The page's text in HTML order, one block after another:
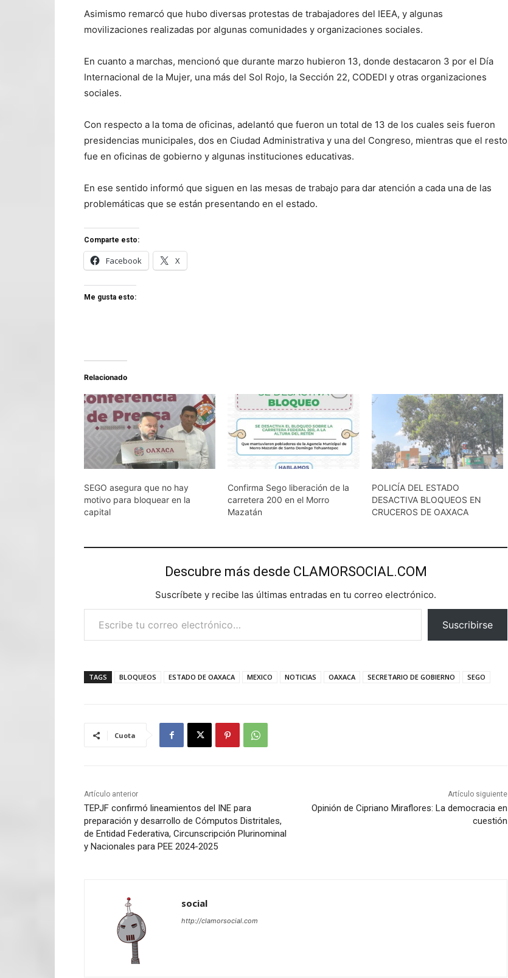
Asimismo remarcó que hubo diversas protestas de trabajadores del IEEA, y algunas
movilizaciones realizadas por algunas comunidades y organizaciones sociales.
En cuanto a marchas, mencionó que durante marzo hubieron 13, donde destacaron 3 por el Día
Internacional de la Mujer, una más del Sol Rojo, la Sección 22, CODEDI y otras organizaciones
sociales.
Con respecto a la toma de oficinas, adelantó que fueron un total de 13 de los cuales seis fueron
presidencias municipales, dos en Ciudad Administrativa y una del Congreso, mientras que el resto
fue en oficinas de gobierno y algunas instituciones educativas.
En ese sentido informó que siguen en las mesas de trabajo para dar atención a cada una de las
problemáticas que se están presentando en el estado.
Comparte esto:
Facebook X
Me gusta esto:
Relacionado
SEGO asegura que no hay
motivo para bloquear en la
capital
Confirma Sego liberación de la
carretera 200 en el Morro
Mazatán
POLICÍA DEL ESTADO
DESACTIVA BLOQUEOS EN
CRUCEROS DE OAXACA
Descubre más desde CLAMORSOCIAL.COM
Suscríbete y recibe las últimas entradas en tu correo electrónico.
Escribe tu correo electrónico…
Suscribirse
TAGS BLOQUEOS ESTADO DE OAXACA MEXICO NOTICIAS OAXACA SECRETARIO DE GOBIERNO SEGO
Cuota
Artículo anterior
TEPJF confirmó lineamientos del INE para
preparación y desarrollo de Cómputos Distritales,
de Entidad Federativa, Circunscripción Plurinominal
y Nacionales para PEE 2024-2025
Artículo siguiente
Opinión de Cipriano Miraflores: La democracia en
cuestión
social
http://clamorsocial.com